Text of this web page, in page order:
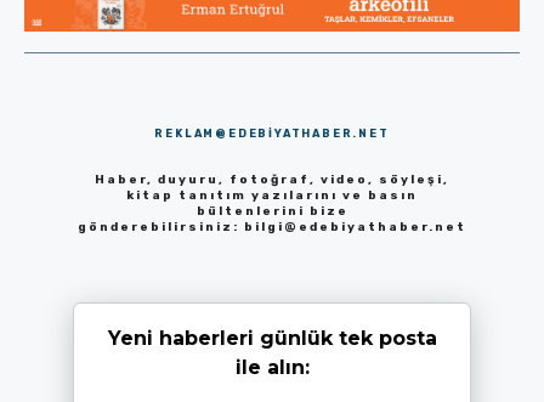
REKLAM@EDEBIYATHABER.NET
Haber, duyuru, fotoğraf, video, söyleşi,
kitap tanıtım yazılarını ve basın
bültenlerini bize
gönderebilirsiniz:
bilgi@edebiyathaber.net
Yeni haberleri günlük tek posta
ile alın: